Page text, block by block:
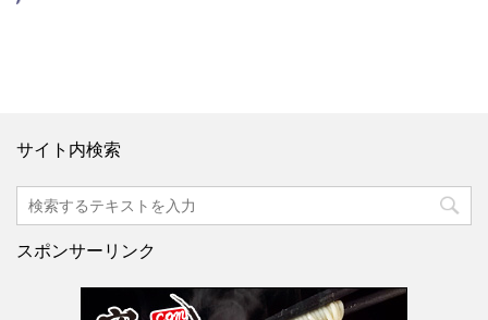
サイト内検索
スポンサーリンク